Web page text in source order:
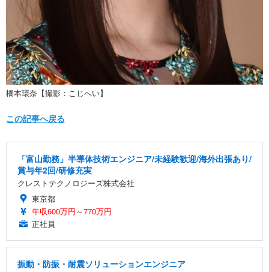
橋本環奈【撮影：こじへい】
この記事へ戻る
「富山勤務」半導体技術エンジニア/未経験歓迎/海外出張あり/
賞与年2回/研修充実
クレストテクノロジーズ株式会社
東京都
年収600万円～770万円
正社員
振動・防振・耐震ソリューションエンジニア